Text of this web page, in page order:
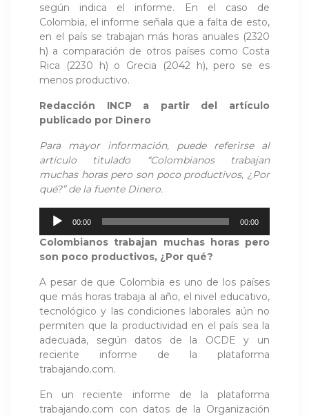
según indica el informe. En el caso de
Colombia, el informe señala que a falta de esto,
en el país se trabajan más horas anuales (2320
h) a comparación de otros países como Costa
Rica (2230 h) o Grecia (2042 h), pero se es
menos productivo.
Redacción INCP a partir del artículo
publicado por Dinero
Para mayor información, puede referirse al
artículo titulado “Colombianos trabajan
muchas horas pero son poco productivos, ¿Por
qué?” de la fuente Dinero.
Reproductor
audio
00:00 00:00
Colombianos trabajan muchas horas pero
son poco productivos, ¿Por qué?
A pesar de que Colombia es uno de los países
que más horas trabaja al año, el nivel educativo,
tecnológico y las condiciones laborales aún no
permiten que la productividad en el país sea la
adecuada, según datos de la OCDE y un
reciente informe de la plataforma
trabajando.com.
En un reciente informe de la plataforma
trabajando.com con datos de la Organización